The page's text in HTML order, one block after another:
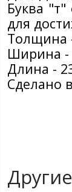
Буква
для
Толщина
Ширина -
Длина -
Сделано